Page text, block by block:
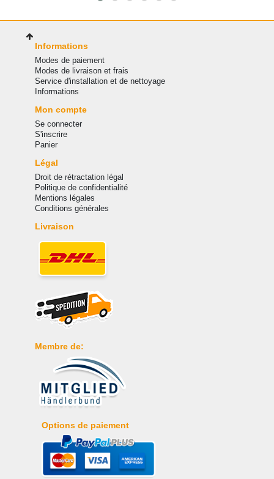
Informations
Modes de paiement
Modes de livraison et frais
Service d'installation et de nettoyage
Informations
Mon compte
Se connecter
S'inscrire
Panier
Légal
Droit de rétractation légal
Politique de confidentialité
Mentions légales
Conditions générales
Livraison
Membre de:
Options de paiement